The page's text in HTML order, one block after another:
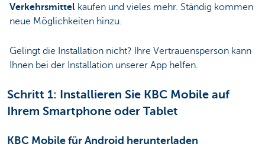
Verkehrsmittel kaufen und vieles mehr. Ständig kommen
neue Möglichkeiten hinzu.
Gelingt die Installation nicht? Ihre Vertrauensperson kann
Ihnen bei der Installation unserer App helfen.
Schritt 1: Installieren Sie KBC Mobile auf
Ihrem Smartphone oder Tablet
KBC Mobile für Android herunterladen